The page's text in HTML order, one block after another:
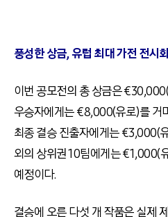
풍성한 상금, 유럽 최대 가전 전시
이번 공모전의 총 상금은
우승자에게는 €8,000(유로)를 거
최종 결승 진출자에게는 €3,000(
외의 상위권 10팀에게는 €1,000(
예정이다.
결승에 오른 다섯 개 작품은 실제